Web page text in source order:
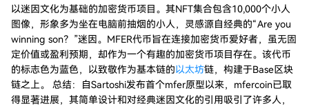
以迷因文化为基础的加密货币项目。其NFT集合包含10,000个小人
图像，形象多为坐在电脑前抽烟的小人，灵感源自经典的“Are you
winning son？”迷因。MFER代币旨在连接加密货币爱好者，虽无固
定价值或盈利预期，却作为一个有趣的加密货币项目存在。该代币
的标志色为蓝色，以致敬作为基本链的以太坊链，构建于Base区块
链之上。 总结：自Sartoshi发布首个mfer原型以来，mfercoin已取
得显著进展，其简单设计和对经典迷因文化的引用吸引了许多人，